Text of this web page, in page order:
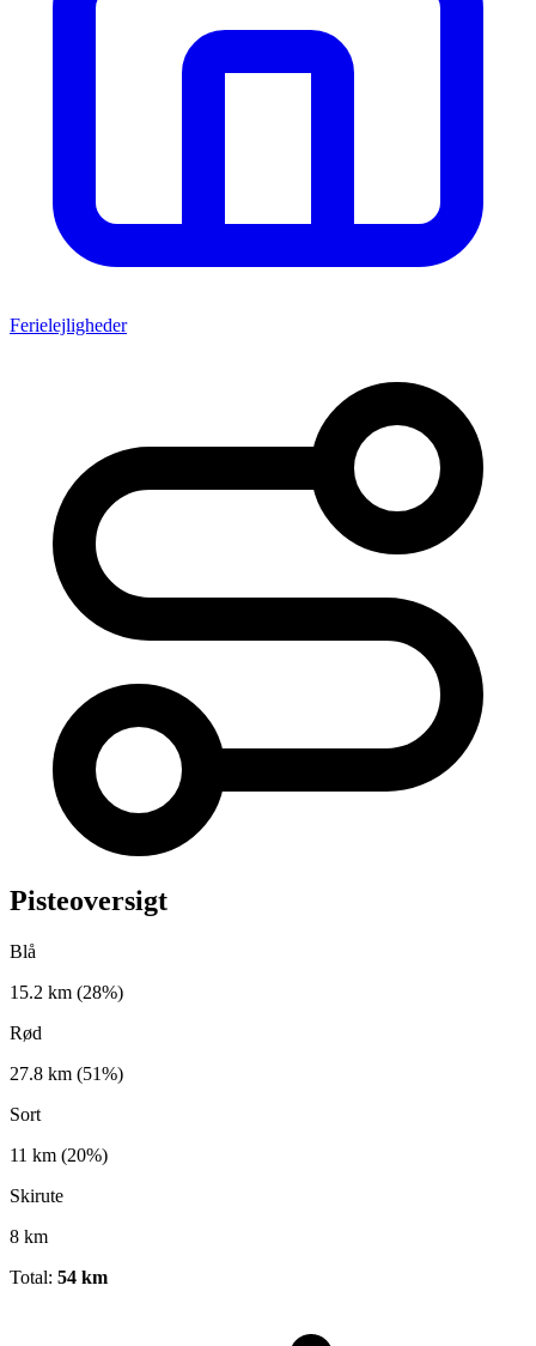
Ferielejligheder
Pisteoversigt
Blå
15.2 km (28%)
Rød
27.8 km (51%)
Sort
11 km (20%)
Skirute
8 km
Total: 54 km